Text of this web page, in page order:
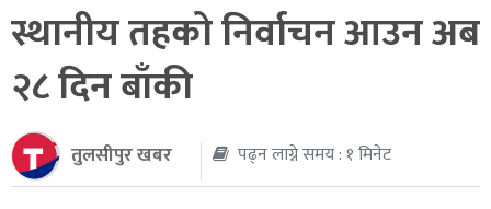
अर्थ
संवाद
मनोरञ्जन
स्थानीय तहको निर्वाचन आउन अब
२८ दिन बाँकी
तुलसीपुर खबर पढ्न लाग्ने समय : १ मिनेट